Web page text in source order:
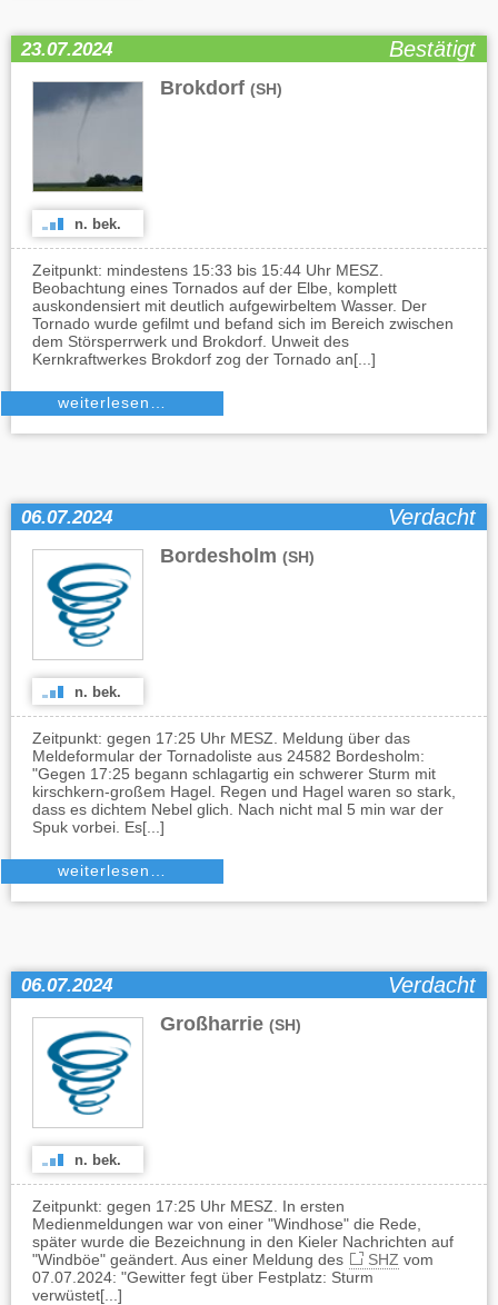
23.07.2024 Bestätigt
Brokdorf (SH)
n. bek.
Zeitpunkt: mindestens 15:33 bis 15:44 Uhr MESZ.
Beobachtung eines Tornados auf der Elbe, komplett
auskondensiert mit deutlich aufgewirbeltem Wasser. Der
Tornado wurde gefilmt und befand sich im Bereich zwischen
dem Störsperrwerk und Brokdorf. Unweit des
Kernkraftwerkes Brokdorf zog der Tornado an[...]
weiterlesen…
06.07.2024 Verdacht
Bordesholm (SH)
n. bek.
Zeitpunkt: gegen 17:25 Uhr MESZ. Meldung über das
Meldeformular der Tornadoliste aus 24582 Bordesholm:
"Gegen 17:25 begann schlagartig ein schwerer Sturm mit
kirschkern-großem Hagel. Regen und Hagel waren so stark,
dass es dichtem Nebel glich. Nach nicht mal 5 min war der
Spuk vorbei. Es[...]
weiterlesen…
06.07.2024 Verdacht
Großharrie (SH)
n. bek.
Zeitpunkt: gegen 17:25 Uhr MESZ. In ersten
Medienmeldungen war von einer "Windhose" die Rede,
später wurde die Bezeichnung in den Kieler Nachrichten auf
"Windböe" geändert. Aus einer Meldung des
SHZ vom
07.07.2024: "Gewitter fegt über Festplatz: Sturm
verwüstet[...]